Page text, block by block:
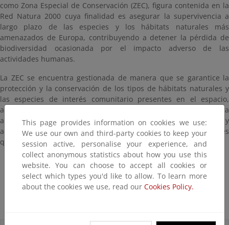
como Zona Especial de Conservación (ZEC), figura contenida en la
Red Natura 2000 cuya finalidad es asegurar la supervivencia a
largo plazo de las especies y los hábitats naturales más
amenazados de Europa, contribuyendo a detener la pérdida de
biodiversidad ocasionada por el impacto adverso de las
actividades humanas.
La ZEC se encuentra gestionada de manera que se garantice la
protección y la conservación de los tipos de hábitats naturales y
las especies de interés comunitario presentes en el espacio,
adoptándose las medidas de conservación necesarias para
alcanzar un equilibrio sostenible entre el desarrollo de los usos y
actividades en la zona y la conservación de los valores naturales
que contiene.
Tríptico
Panel
This page provides information on cookies we use:
We use our own and third-party cookies to keep your
session active, personalise your experience, and
collect anonymous statistics about how you use this
website. You can choose to accept all cookies or
select which types you'd like to allow. To learn more
about the cookies we use, read our Cookies Policy.